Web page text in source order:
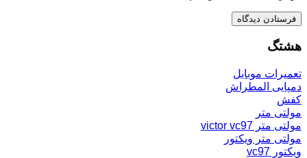
هشتگ
تعمیرات موبایل
دمپایی المطراش
کفش
مولتی متر
مولتی متر victor vc97
مولتی متر ویکتور
ویکتور vc97